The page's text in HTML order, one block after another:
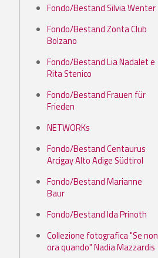
Fondo/Bestand Silvia Wenter
Fondo/Bestand Zonta Club
Bolzano
Fondo/Bestand Lia Nadalet e
Rita Stenico
Fondo/Bestand Frauen für
Frieden
NETWORKs
Fondo/Bestand Centaurus
Arcigay Alto Adige Südtirol
Fondo/Bestand Marianne
Baur
Fondo/Bestand Ida Prinoth
Collezione fotografica "Se non
ora quando" Nadia Mazzardis